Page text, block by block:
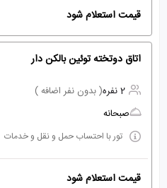
قیمت استعلام شود
اتاق دوتخته توئین بالکن دار
2 نفره
( بدون نفر اضافه )
صبحانه
تور با احتساب حمل و نقل و خدمات
قیمت استعلام شود